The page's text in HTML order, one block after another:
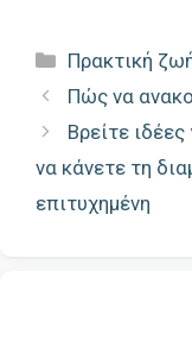
Κατηγορίες
Πρακτική
Πώς να
Βρείτε
να κάνετε τη
επιτυχημένη